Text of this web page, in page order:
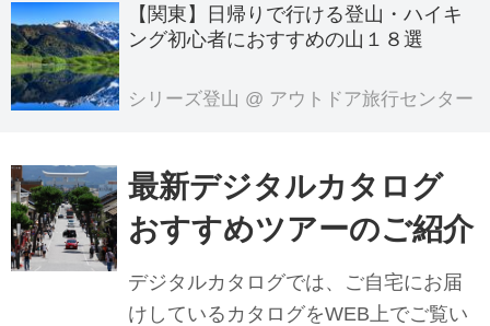
【関東】日帰りで行ける登山・ハイキ
ング初心者におすすめの山１８選
シリーズ登山 @ アウトドア旅行センター
最新デジタルカタログ
おすすめツアーのご紹介
デジタルカタログでは、ご自宅にお届
けしているカタログをWEB上でご覧い